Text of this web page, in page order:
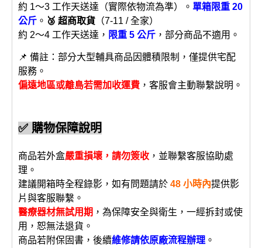
約 1～3 工作天送達（實際依物流為準）。 單箱限重 20
公斤 。 🥉 超商取貨 （7-11 / 全家）
約 2～4 工作天送達， 限重 5 公斤 ，部分商品不適用。
📌 備註：部分大型輔具商品因體積限制，僅提供宅配
服務。
偏遠地區或離島若需加收運費 ，客服會主動聯繫說明。
✅ 購物保障說明
商品若外盒嚴重損壞，請勿簽收 ，並聯繫客服協助處
理。
建議開箱時全程錄影，如有問題請於 48 小時內提供影
片與客服聯繫。
醫療器材無試用期 ，為保障安全與衛生，一經拆封或使
用，恕無法退貨。
商品若附保固書，後續維修請依原廠流程辦理 。